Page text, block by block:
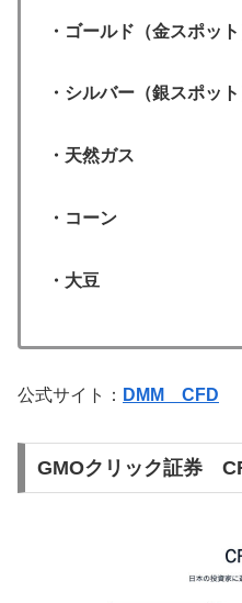
・ゴールド（金スポット
・シルバー（銀スポット
・天然ガス
・コーン
・大豆
公式サイト： DMM CFD
GMOクリック証券